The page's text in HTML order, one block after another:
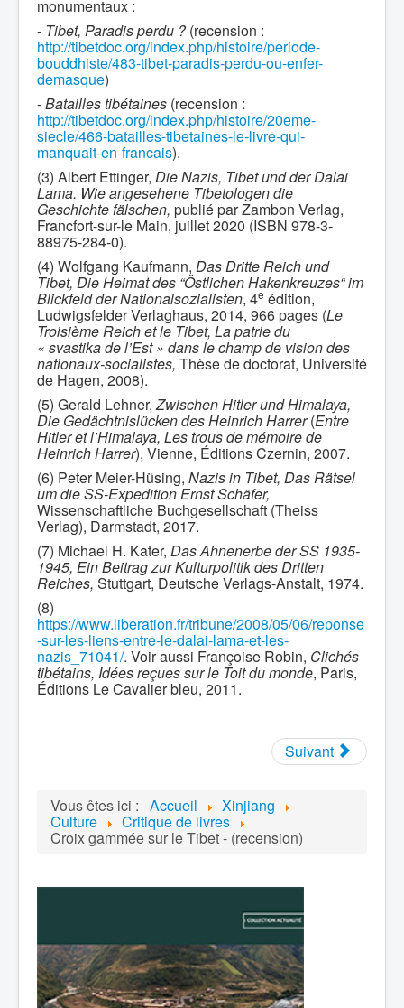
monumentaux :
- Tibet, Paradis perdu ?(recension :
http://tibetdoc.org/index.php/histoire/periode-
bouddhiste/483-tibet-paradis-perdu-ou-enfer-
demasque)
-Batailles tibétaines (recension :
http://tibetdoc.org/index.php/histoire/20eme-
siecle/466-batailles-tibetaines-le-livre-qui-
manquait-en-francais).
(3) Albert Ettinger, Die Nazis, Tibet und der Dalai
Lama. Wie angesehene Tibetologen die
Geschichte fälschen, publié par Zambon Verlag,
Francfort-sur-le Main, juillet 2020 (ISBN 978-3-
88975-284-0).
(4) Wolfgang Kaufmann, Das Dritte Reich und
Tibet, Die Heimat des “Östlichen Hakenkreuzes“ im
Blickfeld der Nationalsozialisten, 4e édition,
Ludwigsfelder Verlaghaus, 2014, 966 pages (Le
Troisième Reich et le Tibet, La patrie du
« svastika de l’Est » dans le champ de vision des
nationaux-socialistes, Thèse de doctorat, Université
de Hagen, 2008).
(5) Gerald Lehner,Zwischen Hitler und Himalaya,
Die Gedächtnislücken des Heinrich Harrer(Entre
Hitler et l’Himalaya, Les trous de mémoire de
Heinrich Harrer), Vienne, Éditions Czernin, 2007.
(6) Peter Meier-Hüsing, Nazis in Tibet, Das Rätsel
um die SS-Expedition Ernst Schäfer,
Wissenschaftliche Buchgesellschaft (Theiss
Verlag), Darmstadt, 2017.
(7) Michael H. Kater, Das Ahnenerbe der SS 1935-
1945, Ein Beitrag zur Kulturpolitik des Dritten
Reiches, Stuttgart, Deutsche Verlags-Anstalt, 1974.
(8)
https://www.liberation.fr/tribune/2008/05/06/reponse
-sur-les-liens-entre-le-dalai-lama-et-les-
nazis_71041/. Voir aussi Françoise Robin, Clichés
tibétains, Idées reçues sur le Toit du monde, Paris,
Éditions Le Cavalier bleu, 2011.
Suivant
Vous êtes ici : Accueil Xinjiang
Culture Critique de livres
Croix gammée sur le Tibet - (recension)